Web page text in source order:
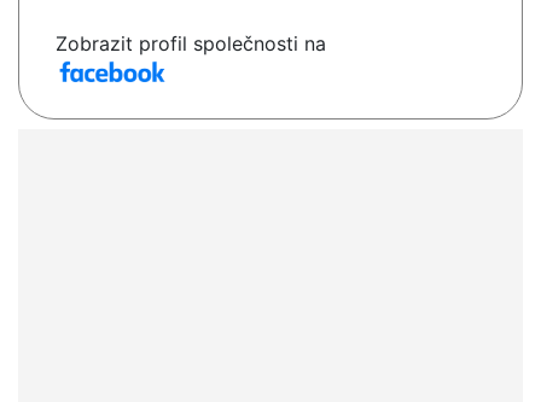
Zobrazit profil společnosti na